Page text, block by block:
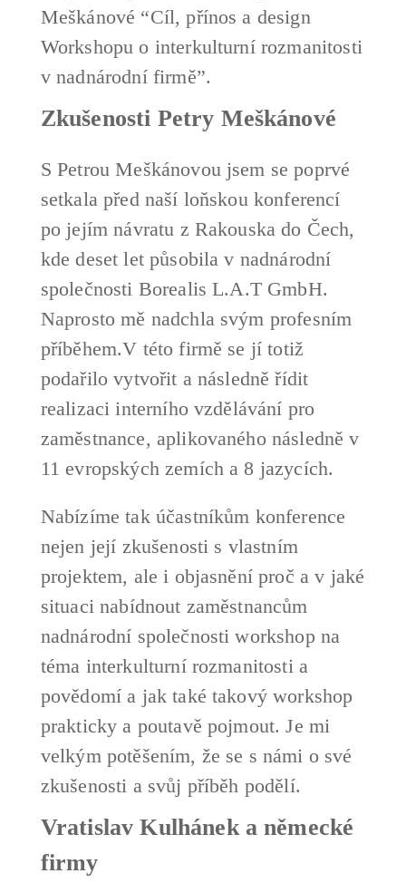
Meškánové “Cíl, přínos a design
Workshopu o interkulturní rozmanitosti
v nadnárodní firmě”.
Zkušenosti Petry Meškánové
S Petrou Meškánovou jsem se poprvé
setkala před naší loňskou konferencí
po jejím návratu z Rakouska do Čech,
kde deset let působila v nadnárodní
společnosti Borealis L.A.T GmbH.
Naprosto mě nadchla svým profesním
příběhem.V této firmě se jí totiž
podařilo vytvořit a následně řídit
realizaci interního vzdělávání pro
zaměstnance, aplikovaného následně v
11 evropských zemích a 8 jazycích.
Nabízíme tak účastníkům konference
nejen její zkušenosti s vlastním
projektem, ale i objasnění proč a v jaké
situaci nabídnout zaměstnancům
nadnárodní společnosti workshop na
téma interkulturní rozmanitosti a
povědomí a jak také takový workshop
prakticky a poutavě pojmout. Je mi
velkým potěšením, že se s námi o své
zkušenosti a svůj příběh podělí.
Vratislav Kulhánek a německé
firmy